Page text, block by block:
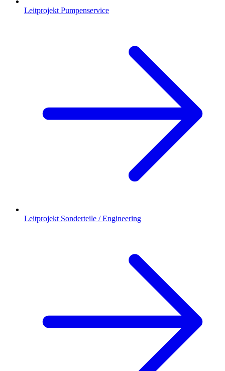
Leitprojekt Pumpenservice
Leitprojekt Sonderteile / Engineering